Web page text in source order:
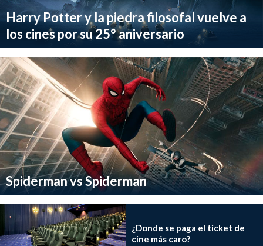
Harry Potter y la piedra filosofal vuelve a
los cines por su 25° aniversario
Spiderman vs Spiderman
¿Donde se paga el ticket de
cine más caro?